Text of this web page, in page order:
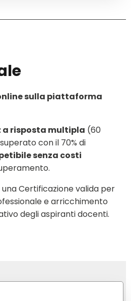
sulla piattaforma
a risposta multipla (60
con il 70% di
senza costi
Certificazione valida per
e arricchimento
degli aspiranti docenti.